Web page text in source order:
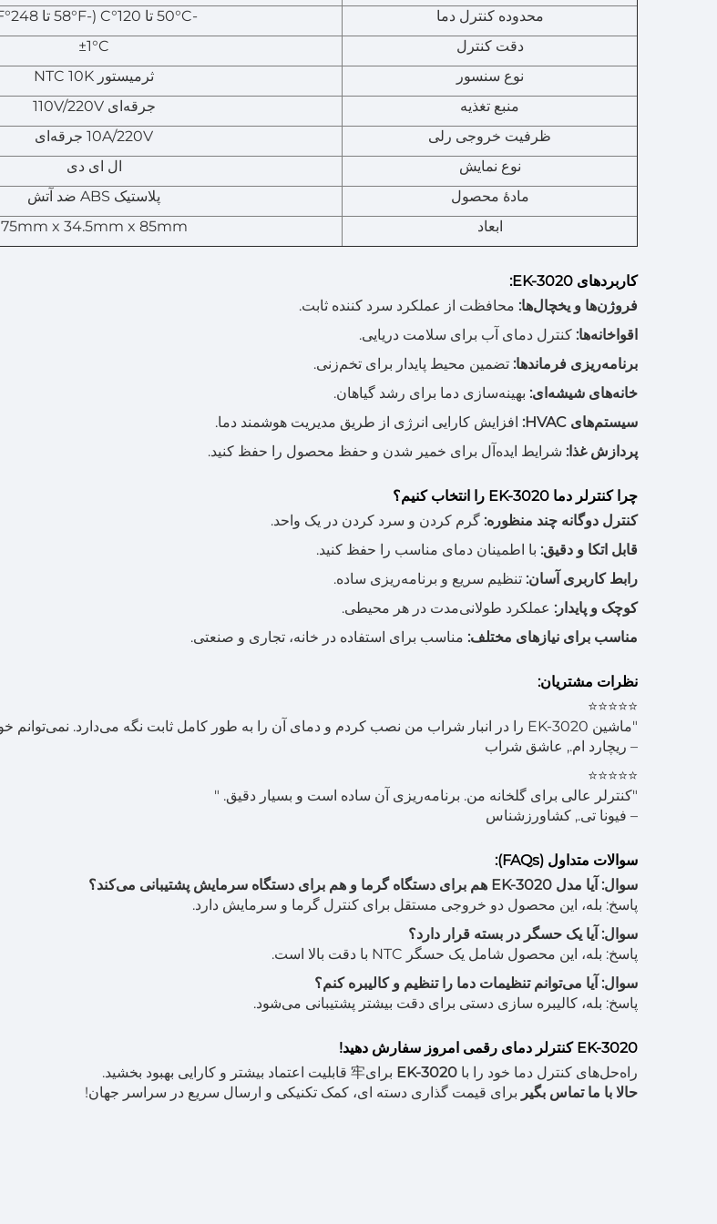
محدوده کنترل دما
-50°C تا 120°C (-58°F تا 248°F)
دقت کنترل
±1°C
نوع سنسور
ثرمیستور NTC 10K
منبع تغذیه
جرقه‌ای 110V/220V
ظرفیت خروجی رلی
10A/220V جرقه‌ای
نوع نمایش
ال ای دی
مادهٔ محصول
پلاستیک ABS ضد آتش
ابعاد
75mm x 34.5mm x 85mm
کاربردهای EK-3020:
فروژن‌ها و یخچال‌ها: محافظت از عملکرد سرد کننده ثابت.
اقواخانه‌ها: کنترل دمای آب برای سلامت دریایی.
برنامه‌ریزی فرماندها: تضمین محیط پایدار برای تخم‌زنی.
خانه‌های شیشه‌ای: بهینه‌سازی دما برای رشد گیاهان.
سیستم‌های HVAC:
افزایش کارایی انرژی از طریق مدیریت هوشمند دما.
پردازش غذا: شرایط ایده‌آل برای خمیر شدن و حفظ محصول را حفظ کنید.
چرا کنترلر دما EK-3020 را انتخاب کنیم؟
کنترل دوگانه چند منظوره: گرم کردن و سرد کردن در یک واحد.
قابل اتکا و دقیق: با اطمینان دمای مناسب را حفظ کنید.
رابط کاربری آسان: تنظیم سریع و برنامه‌ریزی ساده.
کوچک و پایدار: عملکرد طولانی‌مدت در هر محیطی.
مناسب برای نیازهای مختلف: مناسب برای استفاده در خانه، تجاری و صنعتی.
نظرات مشتریان:
⭐⭐⭐⭐⭐
"ماشین EK-3020 را در انبار شراب من نصب کردم و دمای آن را به طور کامل ثابت نگه می‌دارد. نمی‌توانم خوشحال‌تر باشم!"
– ریچارد ام., عاشق شراب
⭐⭐⭐⭐⭐
"کنترلر عالی برای گلخانه من. برنامه‌ریزی آن ساده است و بسیار دقیق. "
– فیونا تی., کشاورزشناس
سوالات متداول (FAQs):
سوال: آیا مدل EK-3020 هم برای دستگاه گرما و هم برای دستگاه سرمایش پشتیبانی می‌کند؟
پاسخ: بله، این محصول دو خروجی مستقل برای کنترل گرما و سرمایش دارد.
سوال: آیا یک حسگر در بسته قرار دارد؟
پاسخ: بله، این محصول شامل یک حسگر NTC با دقت بالا است.
سوال: آیا می‌توانم تنظیمات دما را تنظیم و کالیبره کنم؟
پاسخ: بله، کالیبره سازی دستی برای دقت بیشتر پشتیبانی می‌شود.
EK-3020 کنترلر دمای رقمی امروز سفارش دهید!
راه‌حل‌های کنترل دما خود را با EK-3020 برای牢 قابلیت اعتماد بیشتر و کارایی بهبود بخشید.
حالا با ما تماس بگير برای قیمت گذاری دسته ای، کمک تکنیکی و ارسال سریع در سراسر جهان!